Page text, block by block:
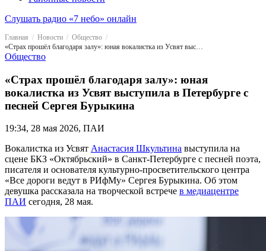
Слушать радио «7 небо» онлайн
Главная Новости
Общество
«Страх прошёл благодаря залу»: юная вокалистка из Усвят выступила в Петербурге с песней Сергея Бурыкина
Общество
«Страх прошёл благодаря залу»: юная
вокалистка из Усвят выступила в Петербурге с
песней Сергея Бурыкина
19:34, 28 мая 2026, ПАИ
Вокалистка из Усвят Анастасия Шкультина выступила на
сцене БКЗ «Октябрьский» в Санкт-Петербурге с песней поэта,
писателя и основателя культурно-просветительского центра
«Все дороги ведут в РИфМу» Сергея Бурыкина. Об этом
девушка рассказала на творческой встрече в медиацентре
ПАИ сегодня, 28 мая.